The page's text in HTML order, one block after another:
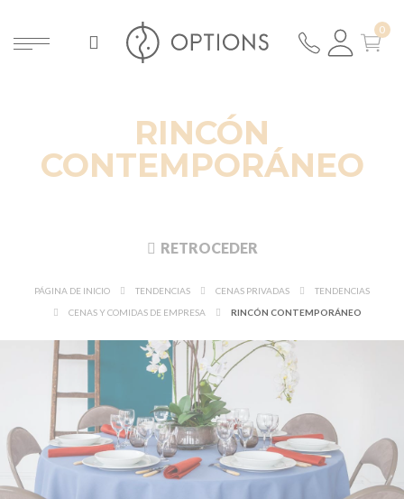
RINCÓN
CONTEMPORÁNEO
RETROCEDER
PÁGINA DE INICIO TENDENCIAS CENAS PRIVADAS
TENDENCIAS
CENAS Y COMIDAS DE EMPRESA
RINCÓN CONTEMPORÁNEO